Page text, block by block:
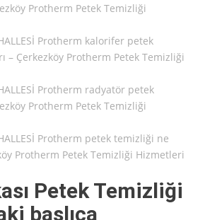
Protherm Petek Temizliği
Protherm kalorifer petek
– Çerkezköy Protherm Petek Temizliği
Protherm radyatör petek
Protherm Petek Temizliği
Protherm petek temizliği ne
Protherm Petek Temizliği Hizmetleri
Petek Temizliği
başlıca